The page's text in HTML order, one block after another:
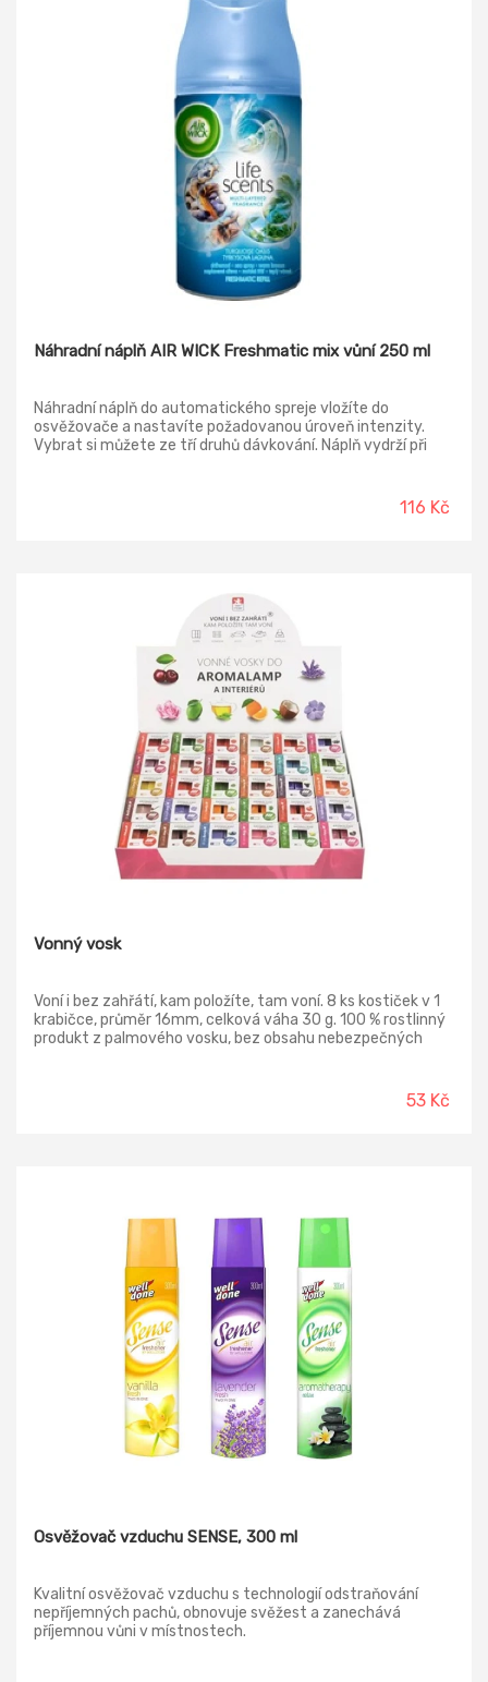
Náhradní náplň AIR WICK Freshmatic mix vůní 250 ml
Náhradní náplň do automatického spreje vložíte do
osvěžovače a nastavíte požadovanou úroveň intenzity.
Vybrat si můžete ze tří druhů dávkování. Náplň vydrží při
116 Kč
Vonný vosk
Voní i bez zahřátí, kam položíte, tam voní. 8 ks kostiček v 1
krabičce, průměr 16mm, celková váha 30 g. 100 % rostlinný
produkt z palmového vosku, bez obsahu nebezpečných
53 Kč
Osvěžovač vzduchu SENSE, 300 ml
Kvalitní osvěžovač vzduchu s technologií odstraňování
nepříjemných pachů, obnovuje svěžest a zanechává
příjemnou vůni v místnostech.